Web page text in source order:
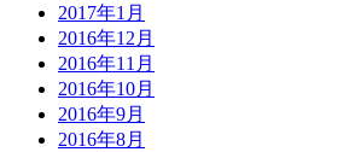
2017年1月
2016年12月
2016年11月
2016年10月
2016年9月
2016年8月